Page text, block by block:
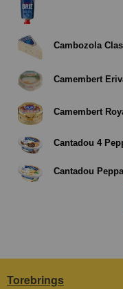
Cambozola
Camembert
Camembert
Cantadou 4
Cantadou
Torebrings